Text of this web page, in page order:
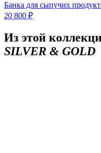
Банка для сыпучих
20 800 ₽
Из этой
SILVER & GOLD